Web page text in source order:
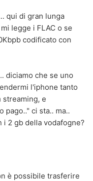
qui di gran lunga
legge i FLAC o se
codificato con
diciamo che se uno
l'iphone tanto
streaming, e
pago.." ci sta.. ma..
i 2 gb della vodafogne?
è possibile trasferire